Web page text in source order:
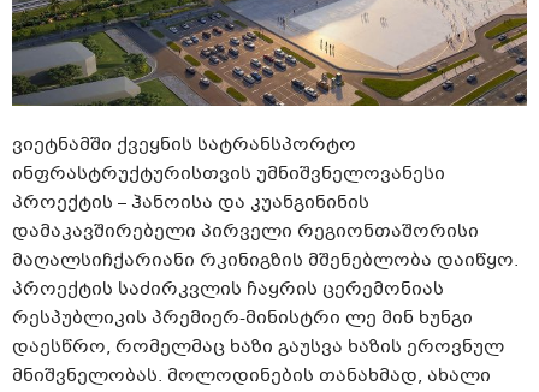
ვიეტნამში ქვეყნის სატრანსპორტო
ინფრასტრუქტურისთვის უმნიშვნელოვანესი
პროექტის – ჰანოისა და კუანგინინის
დამაკავშირებელი პირველი რეგიონთაშორისი
მაღალსიჩქარიანი რკინიგზის მშენებლობა დაიწყო.
პროექტის საძირკვლის ჩაყრის ცერემონიას
რესპუბლიკის პრემიერ-მინისტრი ლე მინ ხუნგი
დაესწრო, რომელმაც ხაზი გაუსვა ხაზის ეროვნულ
მნიშვნელობას. მოლოდინების თანახმად, ახალი